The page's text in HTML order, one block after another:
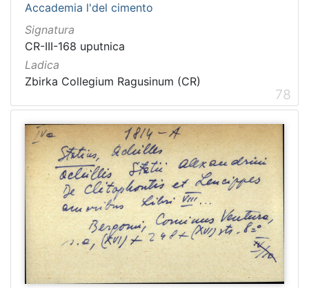
Accademia l'del cimento
Signatura
CR-III-168 uputnica
Ladica
Zbirka Collegium Ragusinum (CR)
78